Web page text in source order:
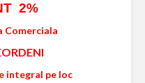
2%
Comerciala
integral pe loc